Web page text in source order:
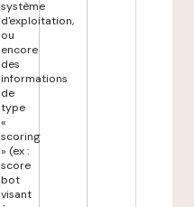
système
d'exploitation,
ou
encore
des
informations
de
type
«
scoring
» (ex :
score
bot
visant